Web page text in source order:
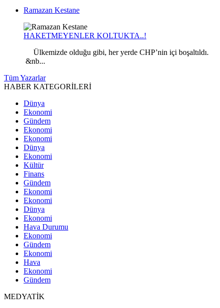
Ramazan Kestane
HAKETMEYENLER KOLTUKTA..!
Ülkemizde olduğu gibi, her yerde CHP’nin içi boşaltıldı.
&nb...
Tüm Yazarlar
HABER KATEGORİLERİ
Dünya
Ekonomi
Gündem
Ekonomi
Ekonomi
Dünya
Ekonomi
Kültür
Finans
Gündem
Ekonomi
Ekonomi
Dünya
Ekonomi
Hava Durumu
Ekonomi
Gündem
Ekonomi
Hava
Ekonomi
Gündem
MEDYATİK